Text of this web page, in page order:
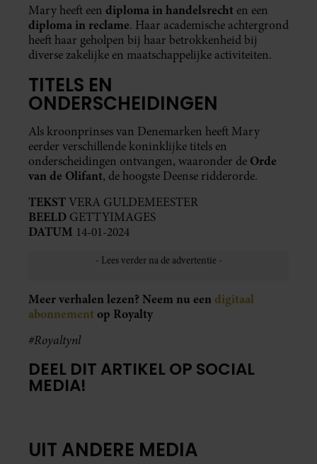
Mary heeft een diploma in handelsrecht en een
diploma in reclame. Haar academische achtergrond
heeft haar geholpen bij haar betrokkenheid bij
diverse zakelijke en maatschappelijke activiteiten.
TITELS EN
ONDERSCHEIDINGEN
Als kroonprinses van Denemarken heeft Mary
eerder verschillende koninklijke titels en
onderscheidingen ontvangen, waaronder de Orde
van de Olifant, de hoogste Deense ridderorde.
TEKSTVERA GULDEMEESTER
BEELD GETTYIMAGES
DATUM 14-01-2024
Meer verhalen lezen? Neem nu een digitaal
abonnement op Royalty
#Royaltynl
DEEL DIT ARTIKEL OP SOCIAL
MEDIA!
UIT ANDERE MEDIA